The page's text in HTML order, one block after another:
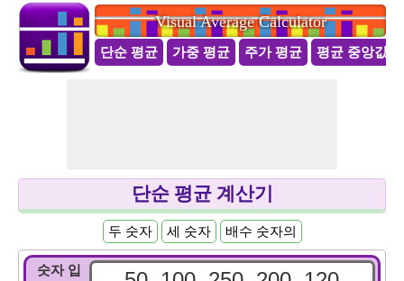
Visual Average Calculator
단순 평균 가중 평균 주가 평균 평균 중앙값
단순 평균 계산기
두 숫자 세 숫자 배수 숫자의
숫자 입